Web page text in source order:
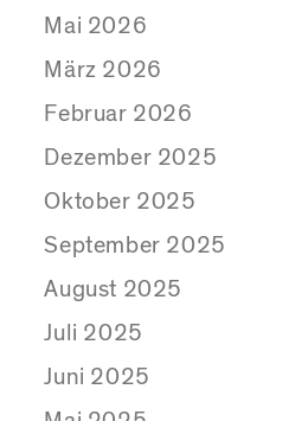
Mai 2026
März 2026
Februar 2026
Dezember 2025
Oktober 2025
September 2025
August 2025
Juli 2025
Juni 2025